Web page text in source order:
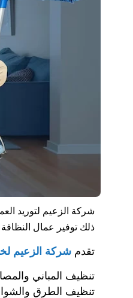
شركة الزعيم لتوريد
ذلك توفير عمال
تقدم شركة الزعيم
تنظيف المباني
تنظيف الطرق